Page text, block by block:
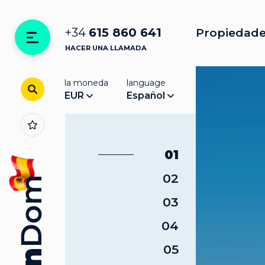
+34 615 860 641
HACER UNA LLAMADA
la moneda
EUR
language
Español
01
02
03
04
05